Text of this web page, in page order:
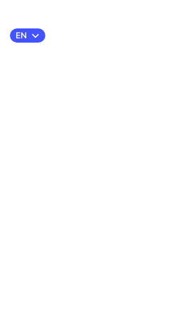
Select Language
EN